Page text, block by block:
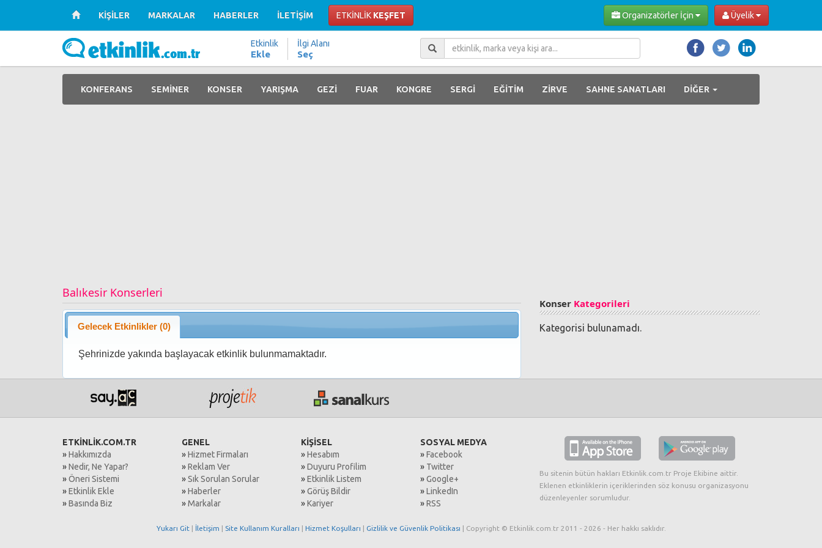
KİŞİLER MARKALAR HABERLER İLETİŞİM ETKİNLİK KEŞFET Üyelik
Organizatörler İçin
Etkinlik
Ekle
İlgi Alanı
Seç
KONFERANS SEMİNER KONSER YARIŞMA GEZİ FUAR KONGRE SERGİ EĞİTİM ZİRVE SAHNE SANATLARI DİĞER
Balıkesir Konserleri
Gelecek Etkinlikler (0)
Şehrinizde yakında başlayacak etkinlik bulunmamaktadır.
Konser Kategorileri
Kategorisi bulunamadı.
ETKİNLİK.COM.TR
»Hakkımızda
»Nedir, Ne Yapar?
»Öneri Sistemi
»Etkinlik Ekle
»Basında Biz
GENEL
»Hizmet Firmaları
»Reklam Ver
»Sık Sorulan Sorular
»Haberler
»Markalar
KİŞİSEL
»Hesabım
»Duyuru Profilim
»Etkinlik Listem
»Görüş Bildir
»Kariyer
SOSYAL MEDYA
»Facebook
» Twitter
»Google+
»LinkedIn
»RSS
Bu sitenin bütün hakları Etkinlik.com.tr Proje Ekibine aittir.
Eklenen etkinliklerin içeriklerinden söz konusu organizasyonu
düzenleyenler sorumludur.
Yukarı Git| İletişim Site Kullanım Kuralları Hizmet Koşulları Gizlilik ve Güvenlik Politikası | Copyright © Etkinlik.com.tr 2011 - 2026 - Her hakkı saklıdır.